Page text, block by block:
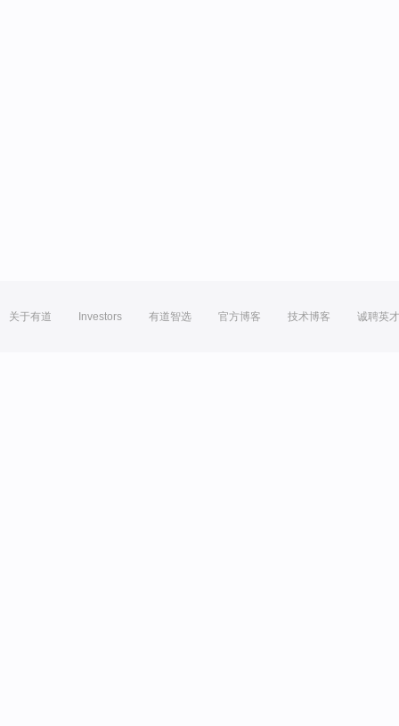
关于有道 Investors 有道智选 官方博客 技术博客 诚聘英才